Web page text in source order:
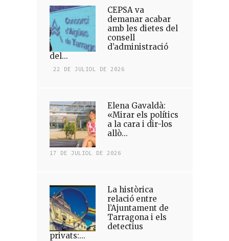
CEPSA va
demanar acabar
amb les dietes del
consell
d’administració
del...
22 DE JULIOL DE 2026
Elena Gavaldà:
«Mirar els polítics
a la cara i dir-los
allò...
17 DE JULIOL DE 2026
La històrica
relació entre
l’Ajuntament de
Tarragona i els
detectius
privats:...